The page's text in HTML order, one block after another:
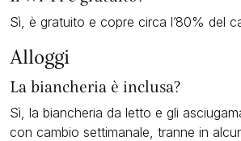
Sì, è gratuito e copre circa l’80% del
Alloggi
La biancheria è inclusa?
Sì, la biancheria da letto e gli
con cambio settimanale, tranne in